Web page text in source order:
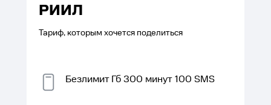
РИИЛ
Тариф, которым хочется поделиться
БезлимитГб300 минут100 SMS